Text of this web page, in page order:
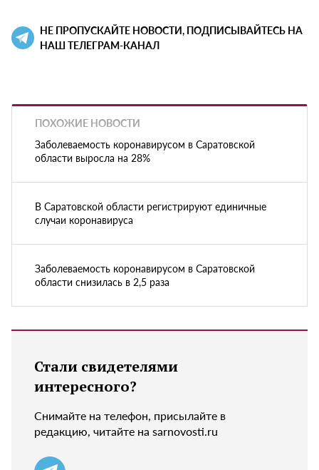
НЕ ПРОПУСКАЙТЕ НОВОСТИ, ПОДПИСЫВАЙТЕСЬ НА
НАШ ТЕЛЕГРАМ-КАНАЛ
ПОХОЖИЕ НОВОСТИ
Заболеваемость коронавирусом в Саратовской
области выросла на 28%
В Саратовской области регистрируют единичные
случаи коронавируса
Заболеваемость коронавирусом в Саратовской
области снизилась в 2,5 раза
Стали свидетелями
интересного?
Снимайте на телефон, присылайте в
редакцию, читайте на sarnovosti.ru